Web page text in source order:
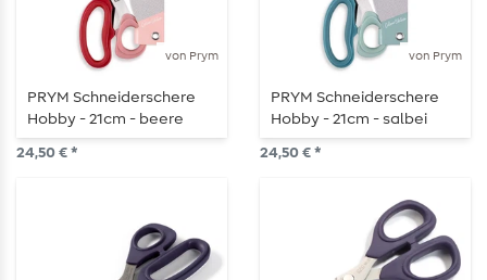
von Prym
PRYM Schneiderschere
Hobby - 21cm - beere
24,50 € *
von Prym
PRYM Schneiderschere
Hobby - 21cm - salbei
24,50 € *